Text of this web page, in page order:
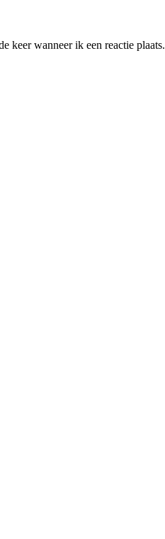
keer wanneer ik een reactie plaats.